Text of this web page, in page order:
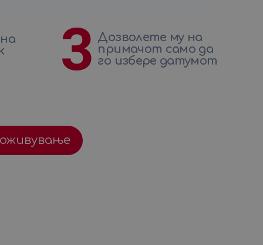
3 Дозволете му на
примачот само да
го избере датумот